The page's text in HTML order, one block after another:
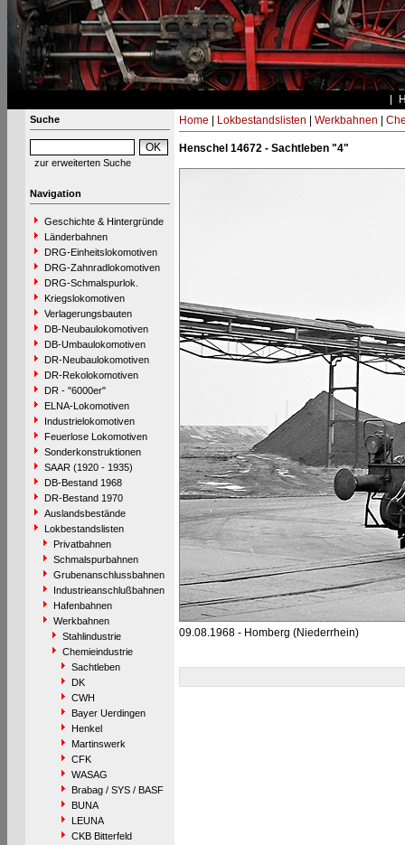
Suche
zur erweiterten Suche
Navigation
Geschichte & Hintergründe
Länderbahnen
DRG-Einheitslokomotiven
DRG-Zahnradlokomotiven
DRG-Schmalspurlok.
Kriegslokomotiven
Verlagerungsbauten
DB-Neubaulokomotiven
DB-Umbaulokomotiven
DR-Neubaulokomotiven
DR-Rekolokomotiven
DR - "6000er"
ELNA-Lokomotiven
Industrielokomotiven
Feuerlose Lokomotiven
Sonderkonstruktionen
SAAR (1920 - 1935)
DB-Bestand 1968
DR-Bestand 1970
Auslandsbestände
Lokbestandslisten
Privatbahnen
Schmalspurbahnen
Grubenanschlussbahnen
Industrieanschlußbahnen
Hafenbahnen
Werkbahnen
Stahlindustrie
Chemieindustrie
Sachtleben
DK
CWH
Bayer Uerdingen
Henkel
Martinswerk
CFK
WASAG
Brabag / SYS / BASF
BUNA
LEUNA
CKB Bitterfeld
Home Lokbestandslisten Werkbahnen
Henschel 14672 - Sachtleben "4"
09.08.1968 - Homberg (Niederrhein)